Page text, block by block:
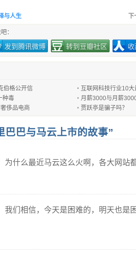
与人生
：
发到腾讯微博 转到豆瓣社区
伯格公开信
互联网科技行业10
种毒
月薪3000与月薪
侈品电商
贾跃亭是骗子吗？
巴巴与马云上市的故事”
为什么最近马云这么火啊，各大网站
我们相信，今天是困难的，明天也是